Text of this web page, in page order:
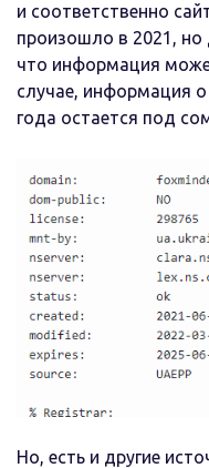
и соответственно
произошло в 2021,
что информация
случае, информация
года остается под
Но, есть и другие